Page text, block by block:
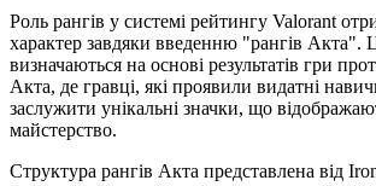
Роль рангів у системі рейтингу Valorant
характер завдяки введенню "рангів Акта".
визначаються на основі результатів гри
Акта, де гравці, які проявили видатні
заслужити унікальні значки, що
майстерство.
Структура рангів Акта представлена від